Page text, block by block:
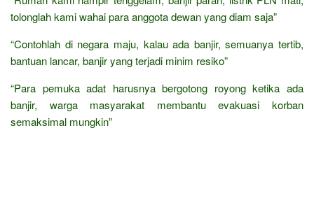
tolonglah kami wahai para anggota dewan yang diam saja”
“Contohlah di negara maju, kalau ada banjir, semuanya tertib,
bantuan lancar, banjir yang terjadi minim resiko”
“Para pemuka adat harusnya bergotong royong ketika ada
banjir, warga masyarakat membantu evakuasi korban
semaksimal mungkin”